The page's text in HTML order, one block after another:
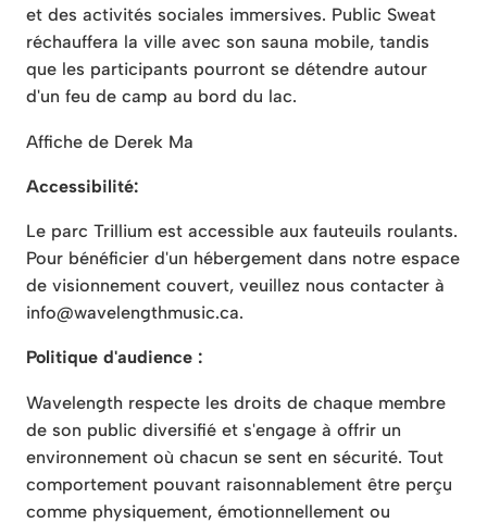
et des activités sociales immersives. Public Sweat
réchauffera la ville avec son sauna mobile, tandis
que les participants pourront se détendre autour
d'un feu de camp au bord du lac.
Affiche de Derek Ma
Accessibilité:
Le parc Trillium est accessible aux fauteuils roulants.
Pour bénéficier d'un hébergement dans notre espace
de visionnement couvert, veuillez nous contacter à
info@wavelengthmusic.ca.
Politique d'audience :
Wavelength respecte les droits de chaque membre
de son public diversifié et s'engage à offrir un
environnement où chacun se sent en sécurité. Tout
comportement pouvant raisonnablement être perçu
comme physiquement, émotionnellement ou